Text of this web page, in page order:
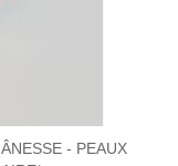
- PEAUX